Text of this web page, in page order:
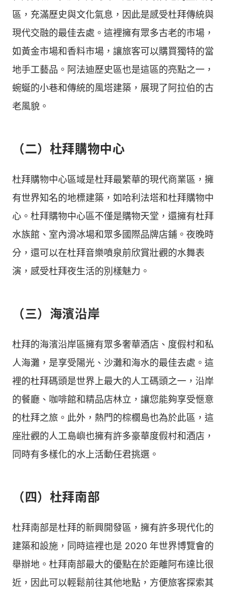
區，充滿歷史與文化氣息，因此是感受杜拜傳統與
現代交融的最佳去處。這裡擁有眾多古老的市場，
如黃金市場和香料市場，讓旅客可以購買獨特的當
地手工藝品。阿法迪歷史區也是這區的亮點之一，
蜿蜒的小巷和傳統的風塔建築，展現了阿拉伯的古
老風貌。
（二）杜拜購物中心
杜拜購物中心區域是杜拜最繁華的現代商業區，擁
有世界知名的地標建築，如哈利法塔和杜拜購物中
心。杜拜購物中心區不僅是購物天堂，還擁有杜拜
水族館、室內滑冰場和眾多國際品牌店鋪。夜晚時
分，還可以在杜拜音樂噴泉前欣賞壯觀的水舞表
演，感受杜拜夜生活的別樣魅力。
（三）海濱沿岸
杜拜的海濱沿岸區擁有眾多奢華酒店、度假村和私
人海灘，是享受陽光、沙灘和海水的最佳去處。這
裡的杜拜碼頭是世界上最大的人工碼頭之一，沿岸
的餐廳、咖啡館和精品店林立，讓您能夠享受愜意
的杜拜之旅。此外，熱門的棕櫚島也為於此區，這
座壯觀的人工島嶼也擁有許多豪華度假村和酒店，
同時有多樣化的水上活動任君挑選。
（四）杜拜南部
杜拜南部是杜拜的新興開發區，擁有許多現代化的
建築和設施，同時這裡也是 2020 年世界博覽會的
舉辦地。杜拜南部最大的優點在於距離阿布達比很
近，因此可以輕鬆前往其他地點，方便旅客探索其